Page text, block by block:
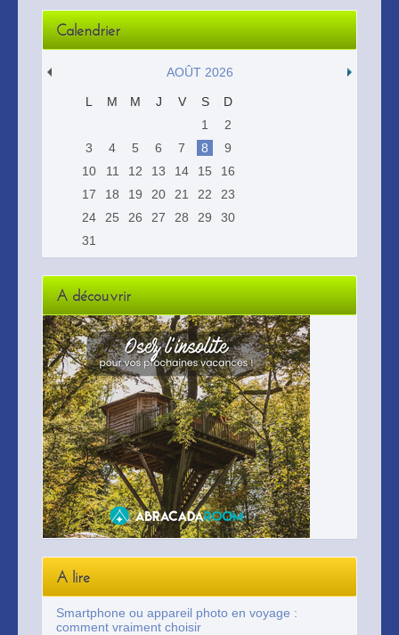
Calendrier
AOÛT 2026
L M M J V S
D
1
2
3
4 5 6 7 8
9
10
11 12 13 14 15
16
17
18 19 20 21 22
23
24
25 26 27 28 29
30
31
A découvrir
A lire
Smartphone ou appareil photo en voyage :
comment vraiment choisir